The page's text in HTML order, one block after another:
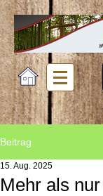
Beitrag
Mehr als
15. Aug. 2025